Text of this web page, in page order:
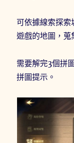
可依據線索探
遊戲的地圖，蒐
需要解完3個拼
拼圖提示。